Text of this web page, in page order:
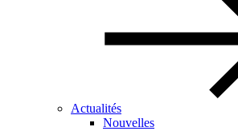
Actualités
Nouvelles